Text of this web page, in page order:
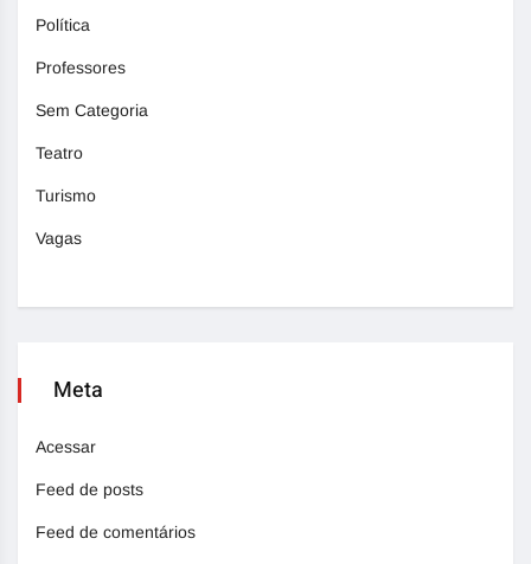
Política
Professores
Sem Categoria
Teatro
Turismo
Vagas
Meta
Acessar
Feed de posts
Feed de comentários